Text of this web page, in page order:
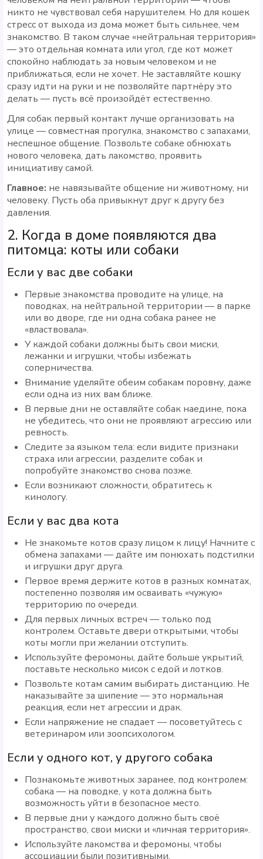
никто не чувствовал себя нарушителем. Но для кошек
стресс от выхода из дома может быть сильнее, чем
знакомство. В таком случае «нейтральная территория»
— это отдельная комната или угол, где кот может
спокойно наблюдать за новым человеком и не
приближаться, если не хочет. Не заставляйте кошку
сразу идти на руки и не позволяйте партнёру это
делать — пусть всё произойдёт естественно.
Для собак первый контакт лучше организовать на
улице — совместная прогулка, знакомство с запахами,
неспешное общение. Позвольте собаке обнюхать
нового человека, дать лакомство, проявить
инициативу самой.
Главное: не навязывайте общение ни животному, ни
человеку. Пусть оба привыкнут друг к другу без
давления.
2. Когда в доме появляются два
питомца: коты или собаки
Если у вас две собаки
Первые знакомства проводите на улице, на
поводках, на нейтральной территории — в парке
или во дворе, где ни одна собака ранее не
«властвовала».
У каждой собаки должны быть свои миски,
лежанки и игрушки, чтобы избежать
соперничества.
Внимание уделяйте обеим собакам поровну, даже
если одна из них вам ближе.
В первые дни не оставляйте собак наедине, пока
не убедитесь, что они не проявляют агрессию или
ревность.
Следите за языком тела: если видите признаки
страха или агрессии, разделите собак и
попробуйте знакомство снова позже.
Если возникают сложности, обратитесь к
кинологу.
Если у вас два кота
Не знакомьте котов сразу лицом к лицу! Начните с
обмена запахами — дайте им понюхать подстилки
и игрушки друг друга.
Первое время держите котов в разных комнатах,
постепенно позволяя им осваивать «чужую»
территорию по очереди.
Для первых личных встреч — только под
контролем. Оставьте двери открытыми, чтобы
коты могли при желании отступить.
Используйте феромоны, дайте больше укрытий,
поставьте несколько мисок с едой и лотков.
Позвольте котам самим выбирать дистанцию. Не
наказывайте за шипение — это нормальная
реакция, если нет агрессии и драк.
Если напряжение не спадает — посоветуйтесь с
ветеринаром или зоопсихологом.
Если у одного кот, у другого собака
Познакомьте животных заранее, под контролем:
собака — на поводке, у кота должна быть
возможность уйти в безопасное место.
В первые дни у каждого должно быть своё
пространство, свои миски и «личная территория».
Используйте лакомства и феромоны, чтобы
ассоциации были позитивными.